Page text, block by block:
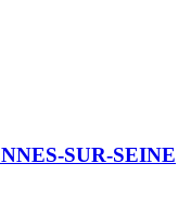
SUR-SEINE